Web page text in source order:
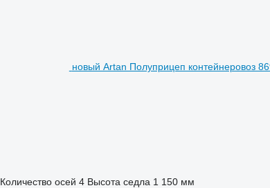
новый Artan Полуприцеп контейнеровоз
Количество осей 4 Высота седла 1 150 мм